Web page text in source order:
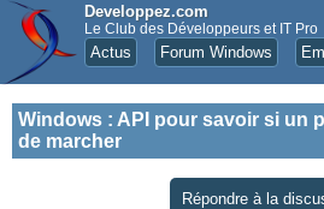
Developpez.com
Le Club des Développeurs et IT Pro
Actus Forum Windows
Windows : API pour savoir si un
de marcher
Répondre à la